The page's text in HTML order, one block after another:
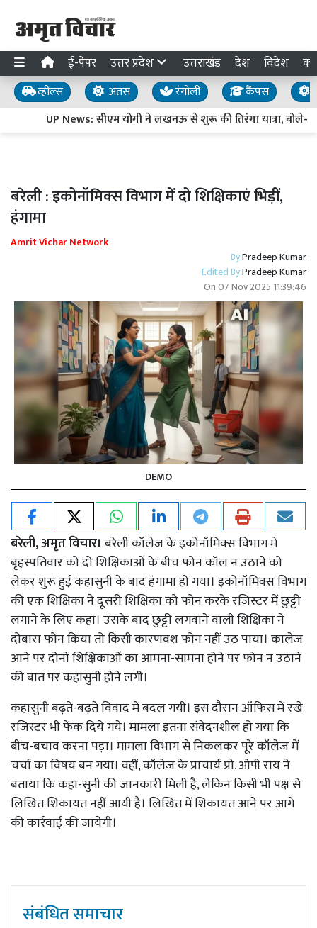
ई-पेपर उत्तर प्रदेश उत्तराखंड देश विदेश
व्हील्स अंतस रंगोली कैंपस
UP News: सीएम योगी ने लखनऊ से शुरू की तिरंगा यात्रा, बोले-
बरेली : इकोनॉमिक्स विभाग में दो शिक्षिकाएं भिड़ीं,
हंगामा
Amrit Vichar Network
ByPradeep Kumar
Edited ByPradeep Kumar
On07 Nov 2025 11:39:46
DEMO
बरेली, अमृत विचार। बरेली कॉलेज के इकोनॉमिक्स विभाग में
बृहस्पतिवार को दो शिक्षिकाओं के बीच फोन कॉल न उठाने को
लेकर शुरू हुई कहासुनी के बाद हंगामा हो गया। इकोनॉमिक्स विभाग
की एक शिक्षिका ने दूसरी शिक्षिका को फोन करके रजिस्टर में छुट्टी
लगाने के लिए कहा। उसके बाद छुट्टी लगवाने वाली शिक्षिका ने
दोबारा फोन किया तो किसी कारणवश फोन नहीं उठ पाया। कालेज
आने पर दोनों शिक्षिकाओं का आमना-सामना होने पर फोन न उठाने
की बात पर कहासुनी होने लगी।
कहासुनी बढ़ते-बढ़ते विवाद में बदल गयी। इस दौरान ऑफिस में रखे
रजिस्टर भी फेंक दिये गये। मामला इतना संवेदनशील हो गया कि
बीच-बचाव करना पड़ा। मामला विभाग से निकलकर पूरे कॉलेज में
चर्चा का विषय बन गया। वहीं, कॉलेज के प्राचार्य प्राे. ओपी राय ने
बताया कि कहा-सुनी की जानकारी मिली है, लेकिन किसी भी पक्ष से
लिखित शिकायत नहीं आयी है। लिखित में शिकायत आने पर आगे
की कार्रवाई की जायेगी।
संबंधित समाचार